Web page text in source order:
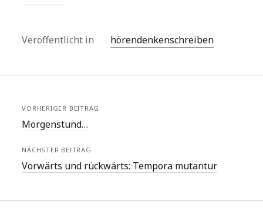
Veröffentlicht in hörendenkenschreiben
VORHERIGER BEITRAG
Morgenstund…
NÄCHSTER BEITRAG
Vorwärts und rückwärts: Tempora mutantur